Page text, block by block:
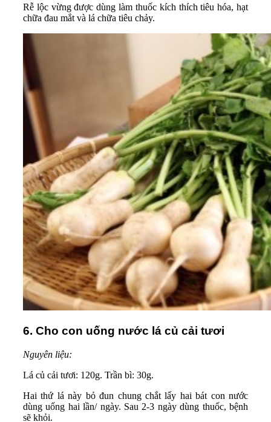
Rễ lộc vừng được dùng làm thuốc kích thích tiêu hóa, hạt
chữa đau mắt và lá chữa tiêu chảy.
6. Cho con uống nước lá củ cải tươi
Nguyên liệu:
Lá củ cải tươi: 120g. Trần bì: 30g.
Hai thứ lá này bỏ đun chung chắt lấy hai bát con nước
dùng uống hai lần/ ngày. Sau 2-3 ngày dùng thuốc, bệnh
sẽ khỏi.